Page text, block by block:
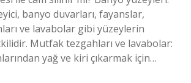
banyo duvarları, fayanslar,
ve lavabolar gibi yüzeylerin
Mutfak tezgahları ve lavabolar:
yağ ve kiri çıkarmak için…